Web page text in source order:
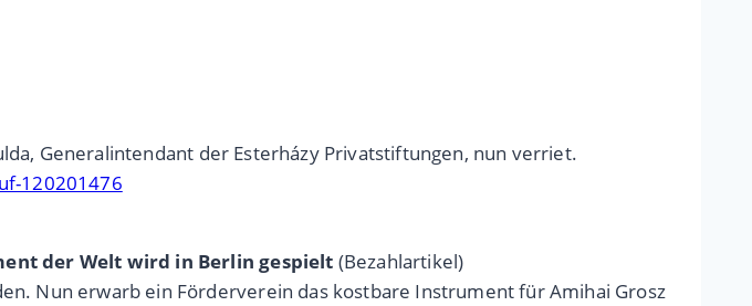
Generalintendant der Esterházy Privatstiftungen, nun verriet.
120201476
der Welt wird in Berlin gespielt (Bezahlartikel)
Nun erwarb ein Förderverein das kostbare Instrument für Amihai Grosz